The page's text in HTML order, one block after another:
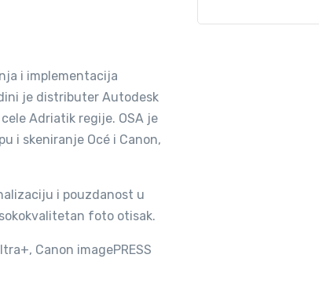
i implementacija
je distributer Autodesk
Adriatik regije. OSA je
i skeniranje Océ i Canon,
i pouzdanost u
foto otisak.
Canon imagePRESS